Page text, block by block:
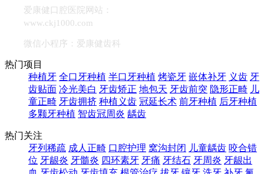
爱康健口腔医院网站：
www.ckj1000.com
微信小程序：爱康健齿科
热门项目
种植牙 全口牙种植 半口牙种植 烤瓷牙 嵌体补牙 义齿 牙
齿贴面 冷光美白 牙齿矫正 地包天 牙齿前突 隐形正畸 儿
童正畸 牙齿拥挤 种植义齿 冠延长术 前牙种植 后牙种植
多颗牙种植 智齿冠周炎 龋齿
热门关注
牙列稀疏 成人正畸 口腔护理 窝沟封闭 儿童龋齿 咬合错
位 牙龈炎 牙髓炎 四环素牙 牙痛 牙结石 牙周炎 牙龈出